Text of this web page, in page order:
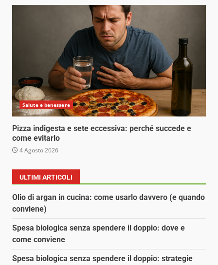
Salute e benessere
Pizza indigesta e sete eccessiva: perché succede e
come evitarlo
4 Agosto 2026
ULTIMI ARTICOLI
Olio di argan in cucina: come usarlo davvero (e quando
conviene)
Spesa biologica senza spendere il doppio: dove e
come conviene
Spesa biologica senza spendere il doppio: strategie